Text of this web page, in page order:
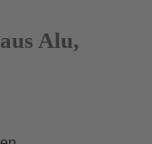
Alu,